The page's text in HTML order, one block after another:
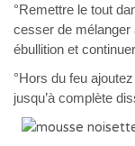
°Remettre le tout
cesser de mélanger
ébullition et
°Hors du feu
jusqu’à complète